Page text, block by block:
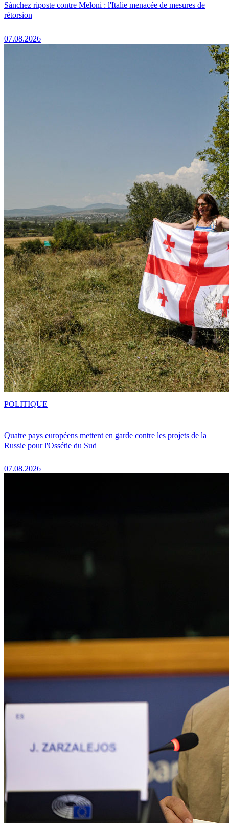
Sánchez riposte contre Meloni : l'Italie menacée de mesures de
rétorsion
07.08.2026
Quatre pays européens mettent en garde contre les projets de la
Russie pour l'Ossétie du Sud
07.08.2026
POLITIQUE